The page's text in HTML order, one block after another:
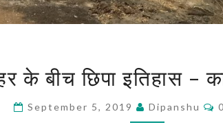
के
छिपा
के बीच छिपा इतिहास –
September 5, 2019 Dipanshu